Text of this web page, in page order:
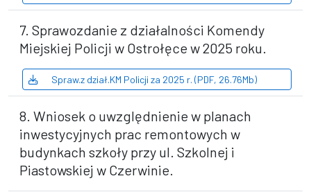
7. Sprawozdanie z działalności Komendy
Miejskiej Policji w Ostrołęce w 2025 roku.
Spraw.z dział.KM Policji za 2025 r. (PDF, 26.76Mb)
8. Wniosek o uwzględnienie w planach
inwestycyjnych prac remontowych w
budynkach szkoły przy ul. Szkolnej i
Piastowskiej w Czerwinie.